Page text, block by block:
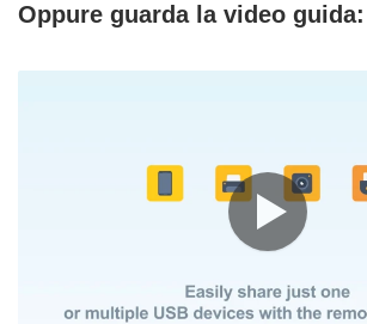
Oppure guarda la video guida: